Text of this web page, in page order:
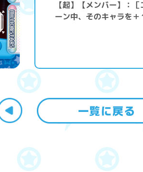
【起】【メンバー】：
ーン中、そのキャラを＋